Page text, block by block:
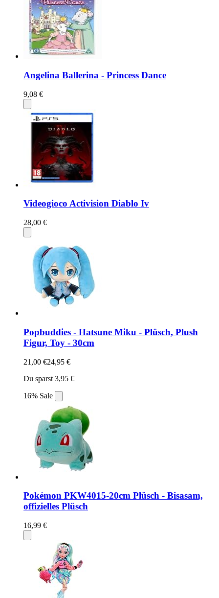
Angelina Ballerina - Princess Dance
9,08 €
Videogioco Activision Diablo Iv
28,00 €
Popbuddies - Hatsune Miku - Plüsch, Plush
Figur, Toy - 30cm
21,00 €24,95 €
Du sparst 3,95 €
16% Sale
Pokémon PKW4015-20cm Plüsch - Bisasam,
offizielles Plüsch
16,99 €